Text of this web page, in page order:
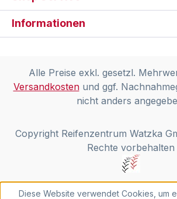
Informationen
Alle Preise exkl. gesetzl.
Versandkostenund ggf.
nicht anders
Copyright Reifenzentrum Watzka
Rechte vorbehalten
Diese Website verwendet Cookies, um